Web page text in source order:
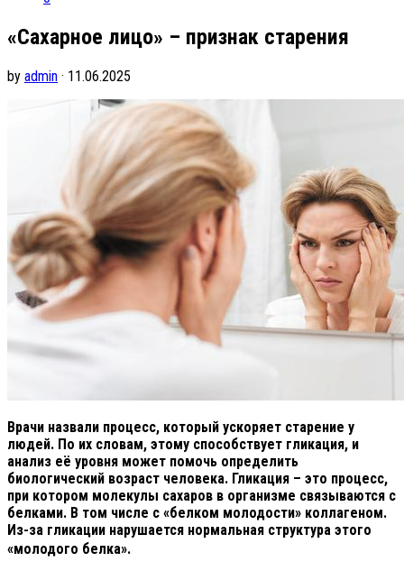
«Сахарное лицо» – признак старения
by admin · 11.06.2025
Врачи назвали процесс, который ускоряет старение у
людей. По их словам, этому способствует гликация, и
анализ её уровня может помочь определить
биологический возраст человека. Гликация – это процесс,
при котором молекулы сахаров в организме связываются с
белками. В том числе с «белком молодости» коллагеном.
Из-за гликации нарушается нормальная структура этого
«молодого белка».